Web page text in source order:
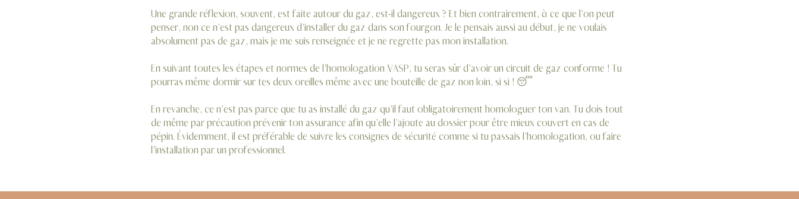
Une grande réflexion, souvent, est faite autour du gaz, est-il dangereux ? Et bien contrairement, à ce que l’on peut
penser, non ce n’est pas dangereux d’installer du gaz dans son fourgon. Je le pensais aussi au début, je ne voulais
absolument pas de gaz, mais je me suis renseignée et je ne regrette pas mon installation.
En suivant toutes les étapes et normes de l’homologation VASP, tu seras sûr d’avoir un circuit de gaz conforme ! Tu
pourras même dormir sur tes deux oreilles même avec une bouteille de gaz non loin, si si ! 😴
En revanche, ce n’est pas parce que tu as installé du gaz qu’il faut obligatoirement homologuer ton van. Tu dois tout
de même par précaution prévenir ton assurance afin qu’elle l’ajoute au dossier pour être mieux couvert en cas de
pépin. Évidemment, il est préférable de suivre les consignes de sécurité comme si tu passais l’homologation, ou faire
l’installation par un professionnel.